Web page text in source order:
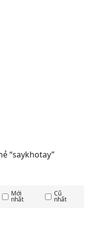
“saykhotay”
Mới
nhất
Cũ
nhất